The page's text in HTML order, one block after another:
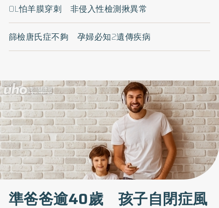
OL怕羊膜穿刺 非侵入性檢測揪異常
篩檢唐氏症不夠 孕婦必知2遺傳疾病
準爸爸逾40歲 孩子自閉症風